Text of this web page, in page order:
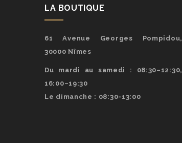
LA BOUTIQUE
61 Avenue Georges Pompidou,
30000 Nîmes
Du mardi au samedi : 08:30–12:30,
16:00–19:30
Le dimanche : 08:30-13:00